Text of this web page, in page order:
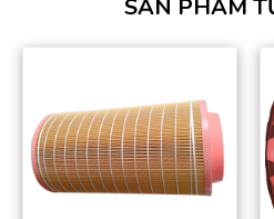
SẢN PHẨM